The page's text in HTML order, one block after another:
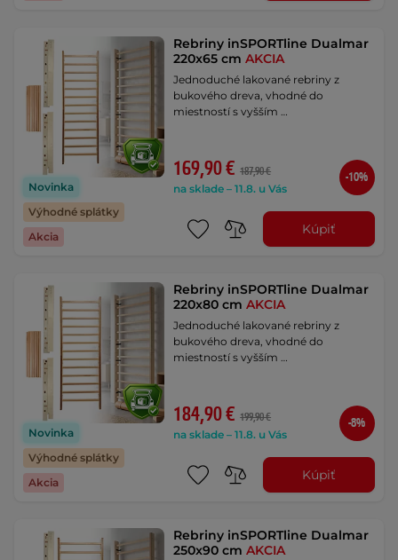
Novinka
Výhodné splátky
Akcia
Rebriny inSPORTline Dualmar
220x65 cmAKCIA
Jednoduché lakované rebriny z
bukového dreva, vhodné do
miestností s vyšším …
169,90 € 187,90 €
na sklade – 11.8. u Vás
-10%
Kúpiť
Novinka
Výhodné splátky
Akcia
Rebriny inSPORTline Dualmar
220x80 cmAKCIA
Jednoduché lakované rebriny z
bukového dreva, vhodné do
miestností s vyšším …
184,90 € 199,90 €
na sklade – 11.8. u Vás
-8%
Kúpiť
Rebriny inSPORTline Dualmar
250x90 cmAKCIA